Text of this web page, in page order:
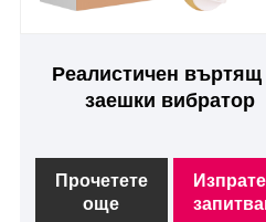
Реалистичен въртящ
заешки вибратор
Прочетете
още